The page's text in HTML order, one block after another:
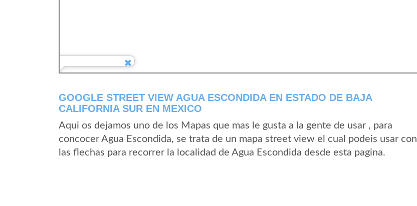
GOOGLE STREET VIEW AGUA ESCONDIDA EN ESTADO DE BAJA
CALIFORNIA SUR EN MEXICO
Aqui os dejamos uno de los Mapas que mas le gusta a la gente de usar , para
concocer Agua Escondida, se trata de un mapa street view el cual podeis usar con
las flechas para recorrer la localidad de Agua Escondida desde esta pagina.